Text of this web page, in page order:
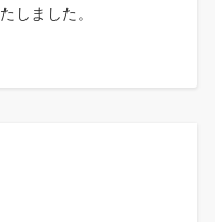
しました。